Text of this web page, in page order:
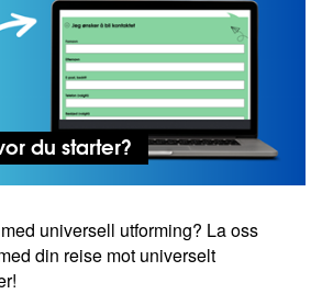
du starter?
universell utforming? La oss
din reise mot universelt